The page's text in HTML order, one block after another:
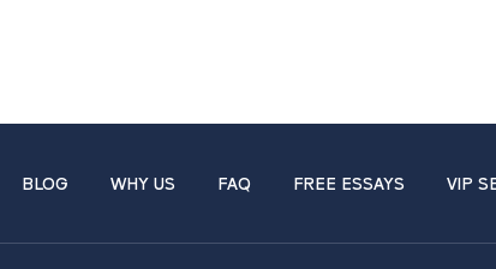
BLOG WHY US FAQ FREE ESSAYS VIP